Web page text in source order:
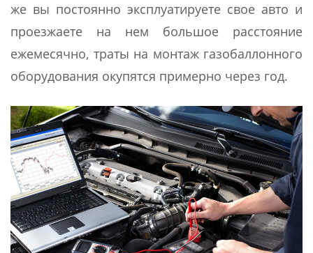
же вы постоянно эксплуатируете свое авто и
проезжаете на нем большое расстояние
ежемесячно, траты на монтаж газобаллонного
оборудования окупятся примерно через год.